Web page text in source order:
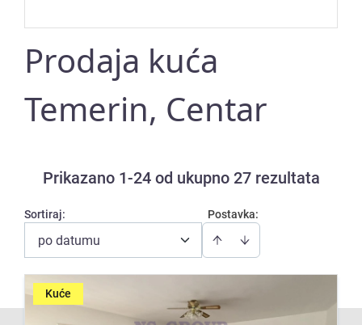
Prodaja kuća
Temerin, Centar
Prikazano 1-24 od ukupno 27 rezultata
Postavka:
Sortiraj:
po datumu
Kuće